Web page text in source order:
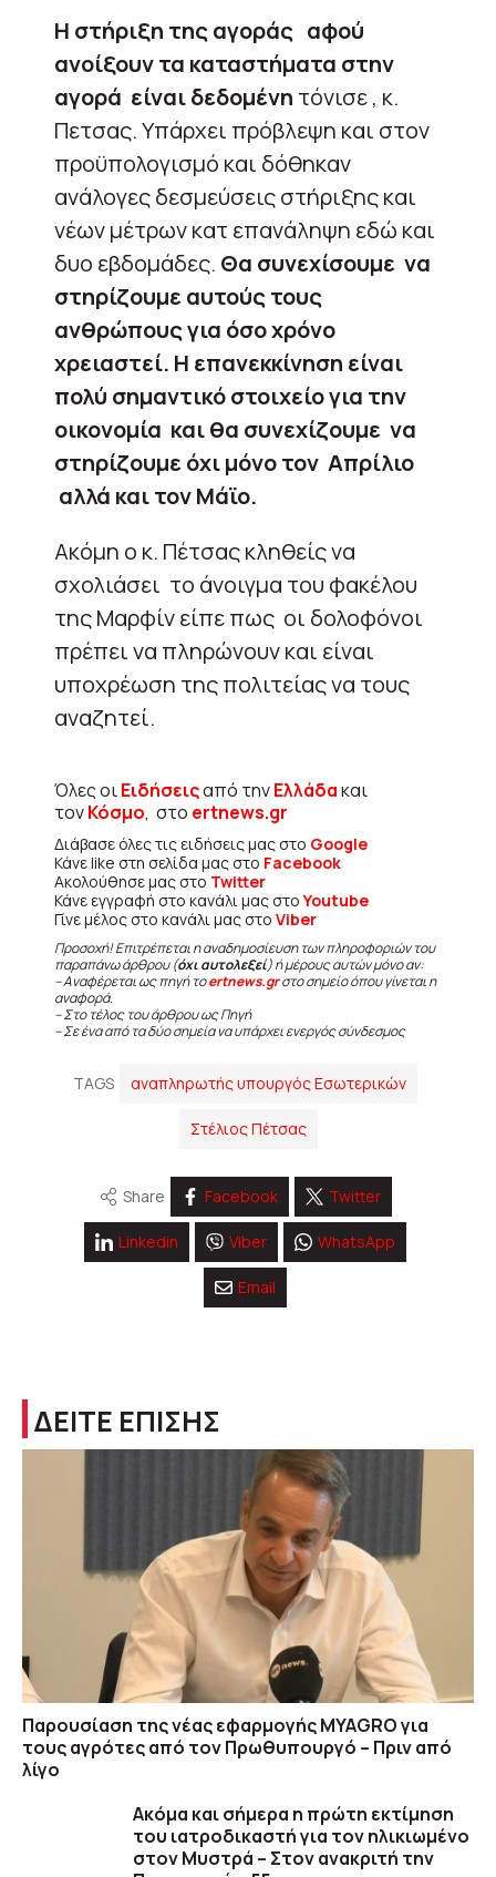
Η στήριξη της αγοράς αφού
ανοίξουν τα καταστήματα στην
αγορά είναι δεδομένη τόνισε , κ.
Πετσας. Υπάρχει πρόβλεψη και στον
προϋπολογισμό και δόθηκαν
ανάλογες δεσμεύσεις στήριξης και
νέων μέτρων κατ επανάληψη εδώ και
δυο εβδομάδες. Θα συνεχίσουμε να
στηρίζουμε αυτούς τους
ανθρώπους για όσο χρόνο
χρειαστεί. Η επανεκκίνηση είναι
πολύ σημαντικό στοιχείο για την
οικονομία και θα συνεχίζουμε να
στηρίζουμε όχι μόνο τον Απρίλιο
αλλά και τον Μάϊο.
Ακόμη ο κ. Πέτσας κληθείς να
σχολιάσει το άνοιγμα του φακέλου
της Μαρφίν είπε πως οι δολοφόνοι
πρέπει να πληρώνουν και είναι
υποχρέωση της πολιτείας να τους
αναζητεί.
Όλες οιΕιδήσειςαπό τηνΕλλάδακαι
τονΚόσμο, στο ertnews.gr
Διάβασε όλες τις ειδήσεις μας στο Google
Κάνε like στη σελίδα μας στο Facebook
Ακολούθησε μας στο Twitter
Κάνε εγγραφή στο κανάλι μας στοYoutube
Γίνε μέλος στο κανάλι μας στο Viber
Προσοχή! Επιτρέπεται η αναδημοσίευση των πληροφοριών του
παραπάνω άρθρου (όχι αυτολεξεί) ή μέρους αυτών μόνο αν:
– Αναφέρεται ως πηγή τοertnews.grστο σημείο όπου γίνεται η
αναφορά.
– Στο τέλος του άρθρου ως Πηγή
– Σε ένα από τα δύο σημεία να υπάρχει ενεργός σύνδεσμος
TAGS αναπληρωτής υπουργός Εσωτερικών
Στέλιος Πέτσας
Share Facebook Twitter
Linkedin Viber WhatsApp
Email
ΔΕΙΤΕ ΕΠΙΣΗΣ
Παρουσίαση της νέας εφαρμογής MYAGRO για
τους αγρότες από τον Πρωθυπουργό – Πριν από
λίγο
Ακόμα και σήμερα η πρώτη εκτίμηση
του ιατροδικαστή για τον ηλικιωμένο
στον Μυστρά – Στον ανακριτή την